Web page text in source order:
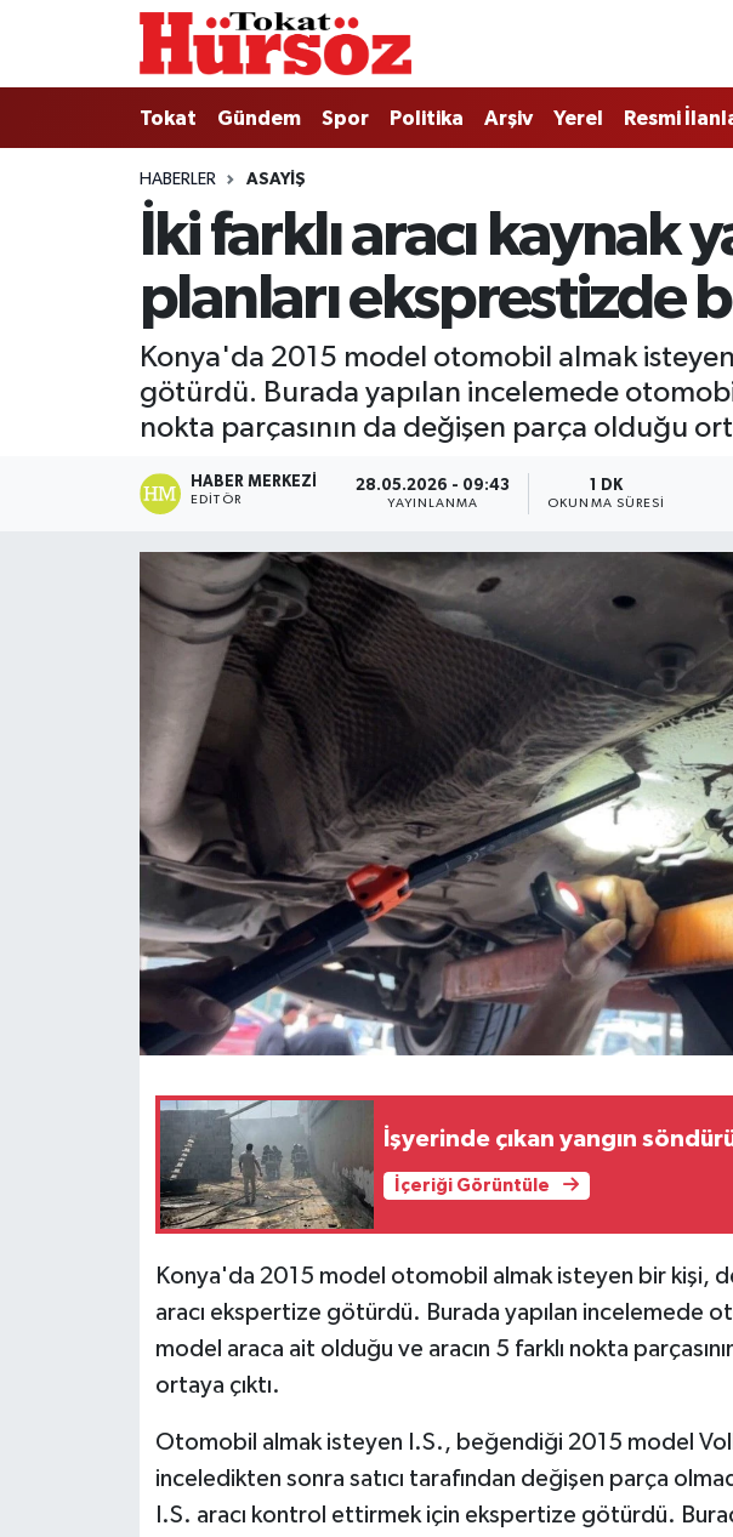
Tokat Gündem Spor Politika Arşiv Yerel Resmi
HABERLER ASAYIŞ
İki farklı aracı kaynak
planları eksprestizde
Konya'da 2015 model otomobil almak
götürdü. Burada yapılan incelemede
nokta parçasının da değişen parça olduğu
HABER MERKEZI
EDITÖR
28.05.2026 - 09:43
YAYINLANMA
1 DK
OKUNMA SÜRESI
İşyerinde çıkan yangın
İçeriği Görüntüle
Konya'da 2015 model otomobil almak isteyen bir kişi,
aracı ekspertize götürdü. Burada yapılan incelemede
model araca ait olduğu ve aracın 5 farklı nokta
ortaya çıktı.
Otomobil almak isteyen I.S., beğendiği 2015 model
inceledikten sonra satıcı tarafından değişen parça
I.S. aracı kontrol ettirmek için ekspertize götürdü.
Tokat
Türkiye Gündemi
Gündem
Politika
Ekonomi
Nöbetçi Eczaneler
Hava Durumu
Tokat Namaz Vakitleri
Trafik Durumu
Tüm Manşetler